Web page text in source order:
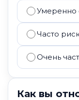
Умеренно
Часто
Очень
Как вы